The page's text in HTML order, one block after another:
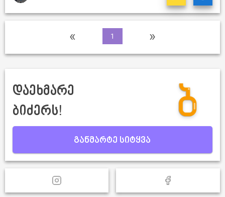
« 1 »
დაეხმარე
ბიძერს!
განმარტე სიტყვა